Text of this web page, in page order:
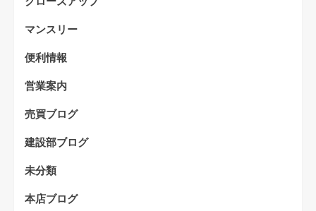
マンスリー
便利情報
営業案内
売買ブログ
建設部ブログ
未分類
本店ブログ